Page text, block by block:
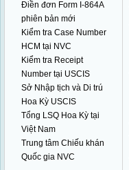
Điền đơn Form I-864A
phiên bản mới
Kiểm tra Case Number
HCM tại NVC
Kiểm tra Receipt
Number tại USCIS
Sở Nhập tịch và Di trú
Hoa Kỳ USCIS
Tổng LSQ Hoa Kỳ tại
Việt Nam
Trung tâm Chiếu khán
Quốc gia NVC